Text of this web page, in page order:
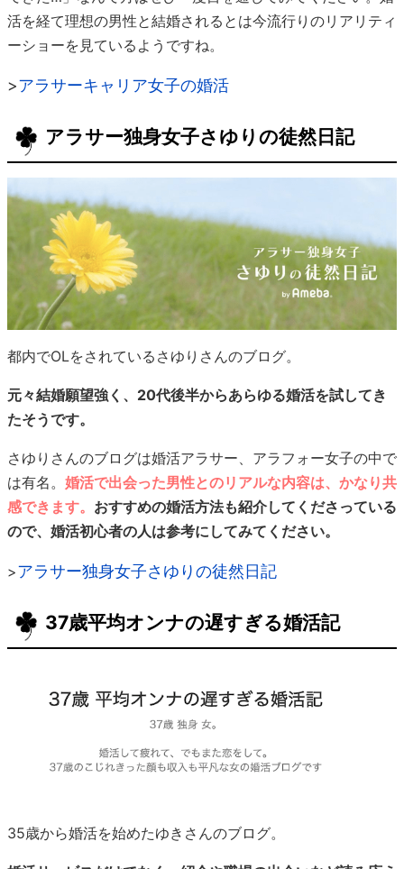
活を経て理想の男性と結婚されるとは今流行りのリアリティ
ーショーを見ているようですね。
>アラサーキャリア女子の婚活
アラサー独身女子さゆりの徒然日記
都内でOLをされているさゆりさんのブログ。
元々結婚願望強く、20代後半からあらゆる婚活を試してき
たそうです。
さゆりさんのブログは婚活アラサー、アラフォー女子の中で
は有名。 婚活で出会った男性とのリアルな内容は、かなり共
感できます。 おすすめの婚活方法も紹介してくださっている
ので、婚活初心者の人は参考にしてみてください。
>アラサー独身女子さゆりの徒然日記
37歳平均オンナの遅すぎる婚活記
35歳から婚活を始めたゆきさんのブログ。